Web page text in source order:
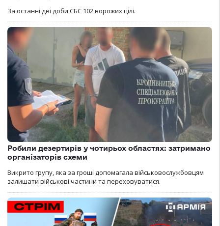
За останні дві доби СБС 102 ворожих цілі.
Робили дезертирів у чотирьох областях: затримано
організаторів схеми
Викрито групу, яка за гроші допомагала військовослужбовцям
залишати військові частини та переховуватися.